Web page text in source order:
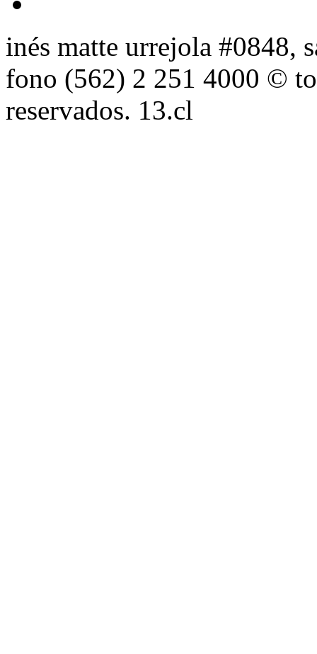
inés matte urrejola #0848,
fono (562) 2 251 4000 ©
reservados. 13.cl